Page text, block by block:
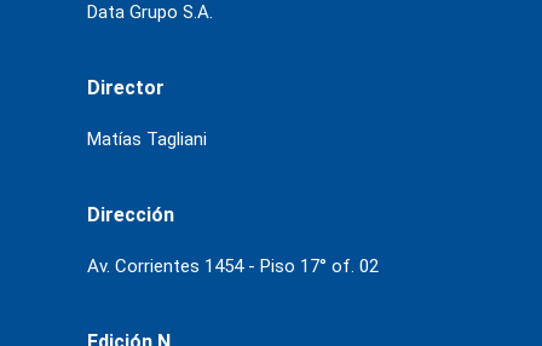
Data Grupo S.A.
Director
Matías Tagliani
Dirección
Av. Corrientes 1454 - Piso 17° of. 02
Edición N